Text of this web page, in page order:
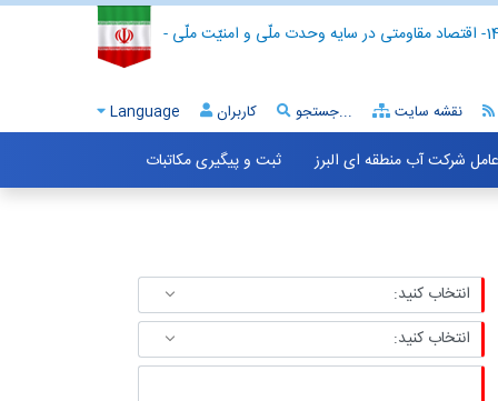
- اقتصاد مقاومتی در سایه وحدت ملّی و امنیّت ملّی -
Language کاربران جستجو... نقشه سایت
عامل شرکت آب منطقه ای البرز ثبت و پیگیری مکاتبات